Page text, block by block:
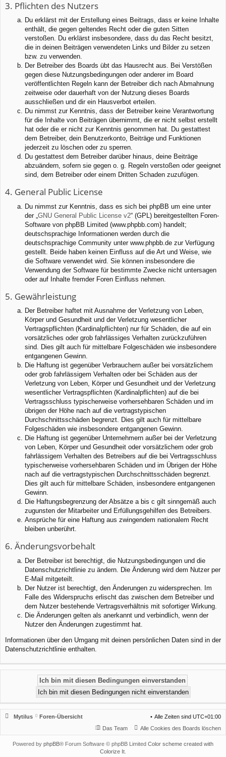
3. Pflichten des Nutzers
Du erklärst mit der Erstellung eines Beitrags, dass er keine Inhalte
enthält, die gegen geltendes Recht oder die guten Sitten
verstoßen. Du erklärst insbesondere, dass du das Recht besitzt,
die in deinen Beiträgen verwendeten Links und Bilder zu setzen
bzw. zu verwenden.
Der Betreiber des Boards übt das Hausrecht aus. Bei Verstößen
gegen diese Nutzungsbedingungen oder anderer im Board
veröffentlichten Regeln kann der Betreiber dich nach Abmahnung
zeitweise oder dauerhaft von der Nutzung dieses Boards
ausschließen und dir ein Hausverbot erteilen.
Du nimmst zur Kenntnis, dass der Betreiber keine Verantwortung
für die Inhalte von Beiträgen übernimmt, die er nicht selbst erstellt
hat oder die er nicht zur Kenntnis genommen hat. Du gestattest
dem Betreiber, dein Benutzerkonto, Beiträge und Funktionen
jederzeit zu löschen oder zu sperren.
Du gestattest dem Betreiber darüber hinaus, deine Beiträge
abzuändern, sofern sie gegen o. g. Regeln verstoßen oder geeignet
sind, dem Betreiber oder einem Dritten Schaden zuzufügen.
4. General Public License
Du nimmst zur Kenntnis, dass es sich bei phpBB um eine unter
der „ GNU General Public License v2“ (GPL) bereitgestellten Foren-
Software von phpBB Limited (www.phpbb.com) handelt;
deutschsprachige Informationen werden durch die
deutschsprachige Community unter www.phpbb.de zur Verfügung
gestellt. Beide haben keinen Einfluss auf die Art und Weise, wie
die Software verwendet wird. Sie können insbesondere die
Verwendung der Software für bestimmte Zwecke nicht untersagen
oder auf Inhalte fremder Foren Einfluss nehmen.
5. Gewährleistung
Der Betreiber haftet mit Ausnahme der Verletzung von Leben,
Körper und Gesundheit und der Verletzung wesentlicher
Vertragspflichten (Kardinalpflichten) nur für Schäden, die auf ein
vorsätzliches oder grob fahrlässiges Verhalten zurückzuführen
sind. Dies gilt auch für mittelbare Folgeschäden wie insbesondere
entgangenen Gewinn.
Die Haftung ist gegenüber Verbrauchern außer bei vorsätzlichem
oder grob fahrlässigem Verhalten oder bei Schäden aus der
Verletzung von Leben, Körper und Gesundheit und der Verletzung
wesentlicher Vertragspflichten (Kardinalpflichten) auf die bei
Vertragsschluss typischerweise vorhersehbaren Schäden und im
übrigen der Höhe nach auf die vertragstypischen
Durchschnittsschäden begrenzt. Dies gilt auch für mittelbare
Folgeschäden wie insbesondere entgangenen Gewinn.
Die Haftung ist gegenüber Unternehmern außer bei der Verletzung
von Leben, Körper und Gesundheit oder vorsätzlichem oder grob
fahrlässigem Verhalten des Betreibers auf die bei Vertragsschluss
typischerweise vorhersehbaren Schäden und im Übrigen der Höhe
nach auf die vertragstypischen Durchschnittsschäden begrenzt.
Dies gilt auch für mittelbare Schäden, insbesondere entgangenen
Gewinn.
Die Haftungsbegrenzung der Absätze a bis c gilt sinngemäß auch
zugunsten der Mitarbeiter und Erfüllungsgehilfen des Betreibers.
Ansprüche für eine Haftung aus zwingendem nationalem Recht
bleiben unberührt.
6. Änderungsvorbehalt
Der Betreiber ist berechtigt, die Nutzungsbedingungen und die
Datenschutzrichtlinie zu ändern. Die Änderung wird dem Nutzer per
E-Mail mitgeteilt.
Der Nutzer ist berechtigt, den Änderungen zu widersprechen. Im
Falle des Widerspruchs erlischt das zwischen dem Betreiber und
dem Nutzer bestehende Vertragsverhältnis mit sofortiger Wirkung.
Die Änderungen gelten als anerkannt und verbindlich, wenn der
Nutzer den Änderungen zugestimmt hat.
Informationen über den Umgang mit deinen persönlichen Daten sind in der
Datenschutzrichtlinie enthalten.
Mytilus Foren-Übersicht Alle Zeiten sind UTC+01:00
Alle Cookies des Boards löschen
Das Team
Powered by phpBB® Forum Software © phpBB Limited Color scheme created with
Colorize It